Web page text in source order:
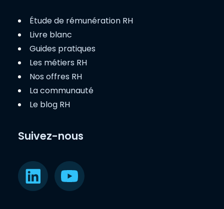
Étude de rémunération RH
Livre blanc
Guides pratiques
Les métiers RH
Nos offres RH
La communauté
Le blog RH
Suivez-nous